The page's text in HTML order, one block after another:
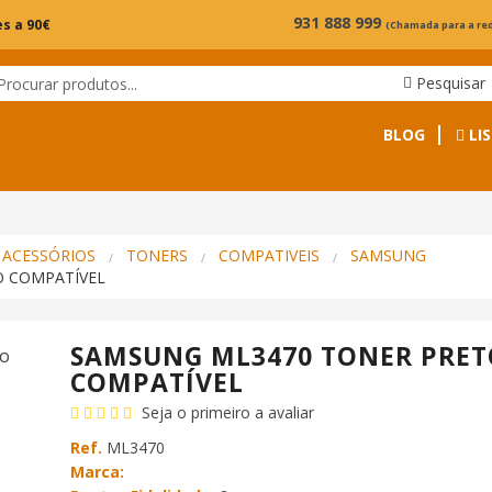
a 90€ 931 888 999 (Chamada para a
Pesquisar
BLOG
TONERS COMPATIVEIS
SAMSUNG
COMPATÍVEL
SAMSUNG ML3470 TONER
COMPATÍVEL
Seja o primeiro a avaliar
Ref. ML3470
Marca: